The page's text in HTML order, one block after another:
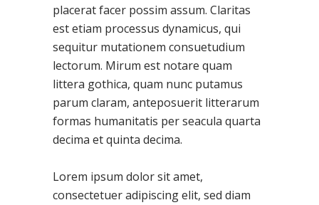
placerat facer possim assum. Claritas
est etiam processus dynamicus, qui
sequitur mutationem consuetudium
lectorum. Mirum est notare quam
littera gothica, quam nunc putamus
parum claram, anteposuerit litterarum
formas humanitatis per seacula quarta
decima et quinta decima.
Lorem ipsum dolor sit amet,
consectetuer adipiscing elit, sed diam